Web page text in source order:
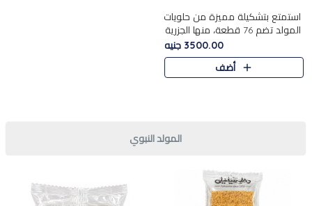
استمتع بتشكيلة مميزة من حلويات
المولد تضم 76 قطعة، منها الجزرية
بالفول والبندق، علي بابا
بالمكسرات.......
3500.00 جنيه
أضف
المولد النبوي